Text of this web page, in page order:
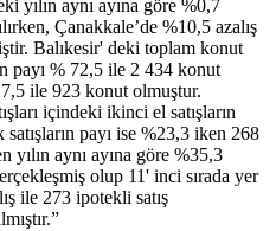
yılın aynı ayına göre %0,7
Çanakkale’de %10,5 azalış
Balıkesir' deki toplam konut
payı % 72,5 ile 2 434 konut
ile 923 konut olmuştur.
içindeki ikinci el satışların
payı ise %23,3 iken 268
yılın aynı ayına göre %35,3
olup 11' inci sırada yer
ile 273 ipotekli satış